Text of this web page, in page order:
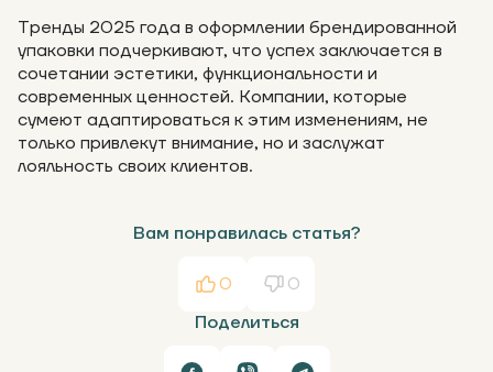
Тренды 2025 года в оформлении брендированной
упаковки подчеркивают, что успех заключается в
сочетании эстетики, функциональности и
современных ценностей. Компании, которые
сумеют адаптироваться к этим изменениям, не
только привлекут внимание, но и заслужат
лояльность своих клиентов.
Вам понравилась статья?
0
0
Поделиться